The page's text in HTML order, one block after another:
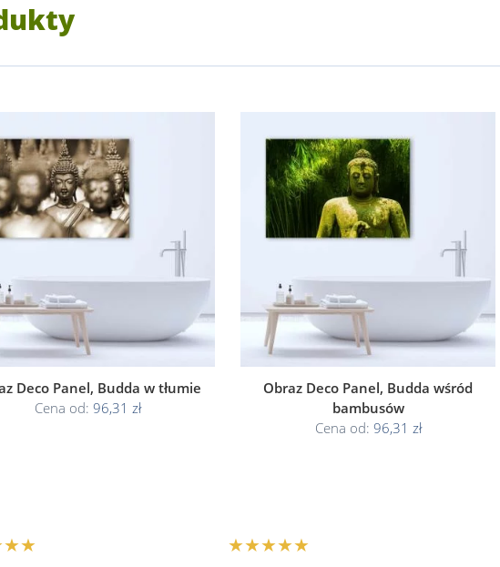
Deco Panel, Budda w tłumie
Cena od: 96,31 zł
Obraz Deco Panel, Budda wśród
bambusów
Cena od: 96,31 zł
★★★★★